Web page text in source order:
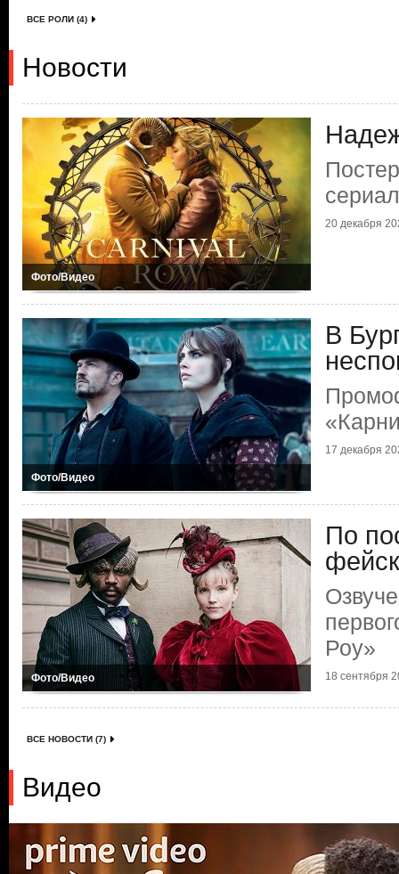
ВСЕ РОЛИ (4)
Новости
Фото/Видео
20 декабря
Фото/Видео
В
17 декабря
Фото/Видео
По
Роу»
18 сентября
ВСЕ НОВОСТИ (7)
Видео